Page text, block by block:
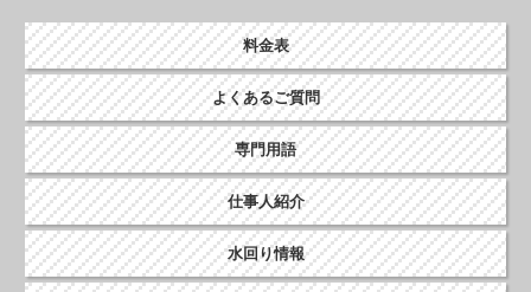
料金表
よくあるご質問
専門用語
仕事人紹介
水回り情報